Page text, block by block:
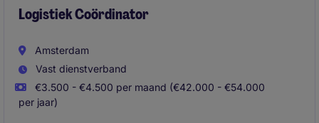
Logistiek Coördinator
Amsterdam
Vast dienstverband
€3.500 - €4.500 per maand (€42.000 - €54.000
per jaar)